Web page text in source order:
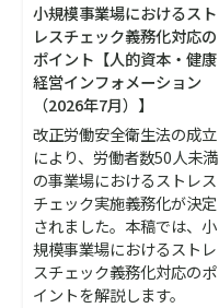
小規模事業場におけるスト
レスチェック義務化対応の
ポイント【人的資本・健康
経営インフォメーション
（2026年7月）】
改正労働安全衛生法の成立
により、労働者数50人未満
の事業場におけるストレス
チェック実施義務化が決定
されました。本稿では、小
規模事業場におけるストレ
スチェック義務化対応のポ
イントを解説します。